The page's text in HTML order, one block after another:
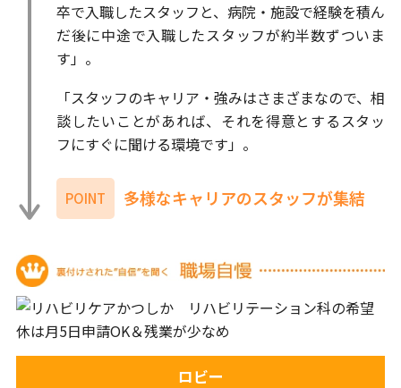
卒で入職したスタッフと、病院・施設で経験を積ん
だ後に中途で入職したスタッフが約半数ずついま
す」。
「スタッフのキャリア・強みはさまざまなので、相
談したいことがあれば、それを得意とするスタッ
フにすぐに聞ける環境です」。
POINT 多様なキャリアのスタッフが集結
ロビー